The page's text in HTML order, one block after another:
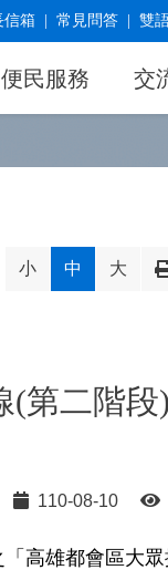
信箱 常見問答 雙
便民服務 交
小 中 大
(第二階段
110-08-10
高雄都會區大